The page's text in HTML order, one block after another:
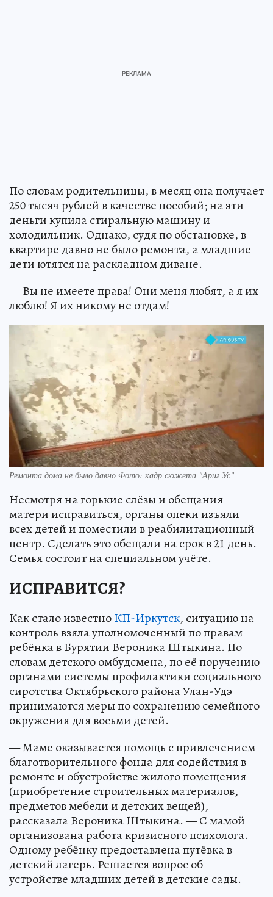
По словам родительницы, в месяц она получает
250 тысяч рублей в качестве пособий; на эти
деньги купила стиральную машину и
холодильник. Однако, судя по обстановке, в
квартире давно не было ремонта, а младшие
дети ютятся на раскладном диване.
— Вы не имеете права! Они меня любят, а я их
люблю! Я их никому не отдам!
Ремонта дома не было давно Фото: кадр сюжета "Ариг Ус"
Несмотря на горькие слёзы и обещания
матери исправиться, органы опеки изъяли
всех детей и поместили в реабилитационный
центр. Сделать это обещали на срок в 21 день.
Семья состоит на специальном учёте.
ИСПРАВИТСЯ?
Как стало известноКП-Иркутск, ситуацию на
контроль взяла уполномоченный по правам
ребёнка в Бурятии Вероника Штыкина. По
словам детского омбудсмена, по её поручению
органами системы профилактики социального
сиротства Октябрьского района Улан-Удэ
принимаются меры по сохранению семейного
окружения для восьми детей.
— Маме оказывается помощь с привлечением
благотворительного фонда для содействия в
ремонте и обустройстве жилого помещения
(приобретение строительных материалов,
предметов мебели и детских вещей), —
рассказала Вероника Штыкина. — С мамой
организована работа кризисного психолога.
Одному ребёнку предоставлена путёвка в
детский лагерь. Решается вопрос об
устройстве младших детей в детские сады.